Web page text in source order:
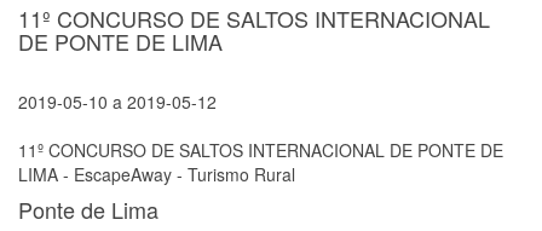
11º CONCURSO DE SALTOS INTERNACIONAL
DE PONTE DE LIMA
2019-05-10 a 2019-05-12
11º CONCURSO DE SALTOS INTERNACIONAL DE PONTE DE
LIMA - EscapeAway - Turismo Rural
Ponte de Lima